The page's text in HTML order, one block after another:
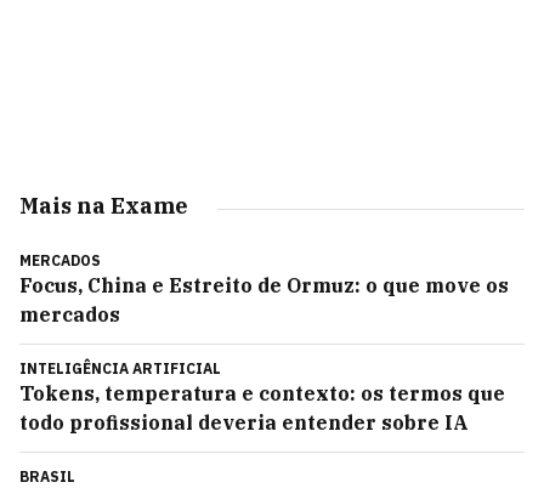
Mais na Exame
MERCADOS
Focus, China e Estreito de Ormuz: o que move os
mercados
INTELIGÊNCIA ARTIFICIAL
Tokens, temperatura e contexto: os termos que
todo profissional deveria entender sobre IA
BRASIL